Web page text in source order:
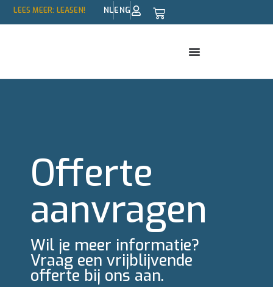
LEES MEER: LEASEN! NLENG
Offerte
aanvragen
Wil je meer informatie?
Vraag een vrijblijvende
offerte bij ons aan.